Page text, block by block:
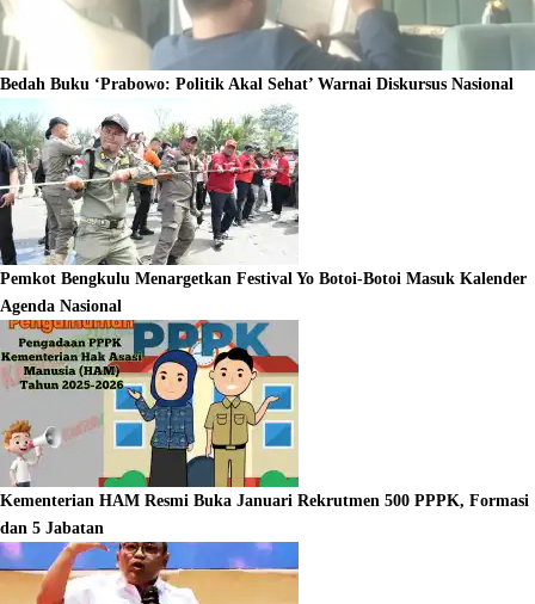
Bedah Buku ‘Prabowo: Politik Akal Sehat’ Warnai Diskursus Nasional
Pemkot Bengkulu Menargetkan Festival Yo Botoi-Botoi Masuk Kalender
Agenda Nasional
Kementerian HAM Resmi Buka Januari Rekrutmen 500 PPPK, Formasi
dan 5 Jabatan